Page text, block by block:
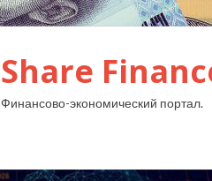
Share
Финансово-экономический портал.